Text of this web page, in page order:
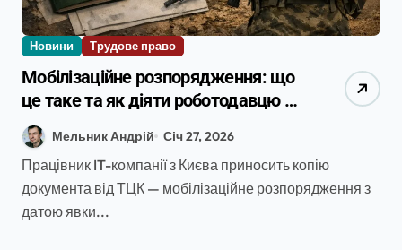
Новини Трудове право
Мобілізаційне розпорядження: що
це таке та як діяти роботодавцю в
2026 році
Мельник Андрій Січ 27, 2026
Працівник IT-компанії з Києва приносить копію
документа від ТЦК — мобілізаційне розпорядження з
датою явки...